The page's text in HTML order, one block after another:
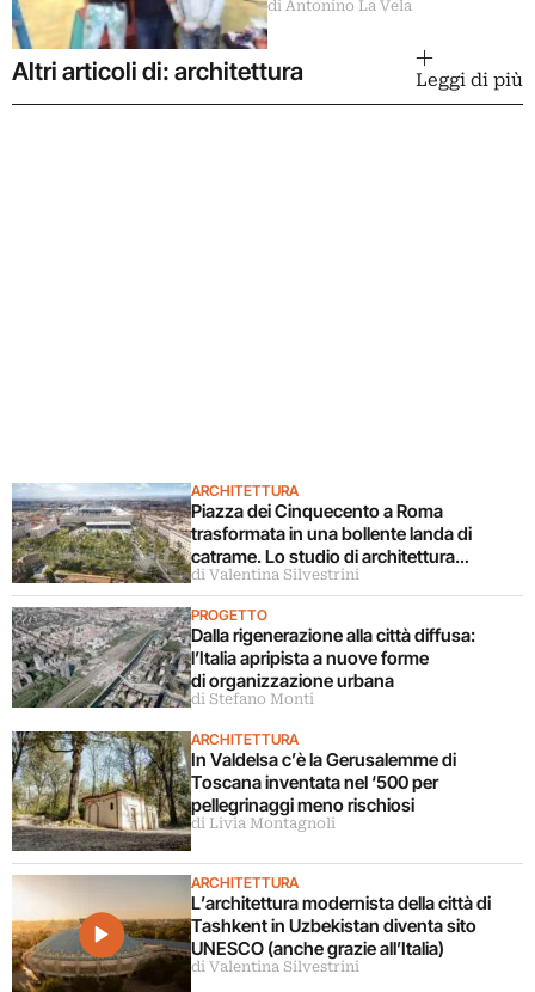
delle Guerrilla Girls
di Antonino La Vela
Altri articoli di: architettura Leggi di più
ARCHITETTURA
Piazza dei Cinquecento a Roma
trasformata in una bollente landa di
catrame. Lo studio di architettura
disconosce il progetto
di Valentina Silvestrini
PROGETTO
Dalla rigenerazione alla città diffusa:
l’Italia apripista a nuove forme
di organizzazione urbana
di Stefano Monti
ARCHITETTURA
In Valdelsa c’è la Gerusalemme di
Toscana inventata nel ‘500 per
pellegrinaggi meno rischiosi
di Livia Montagnoli
ARCHITETTURA
L’architettura modernista della città di
Tashkent in Uzbekistan diventa sito
UNESCO (anche grazie all’Italia)
di Valentina Silvestrini